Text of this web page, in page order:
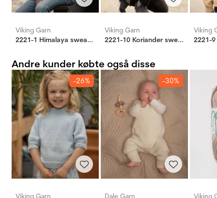
Viking Garn
2221-1 Himalaya sweater
Viking Garn
2221-10 Koriander sweater
Viking
2221-
Andre kunder købte også disse
-26%
Viking Garn
-30%
Dale Garn
Viking